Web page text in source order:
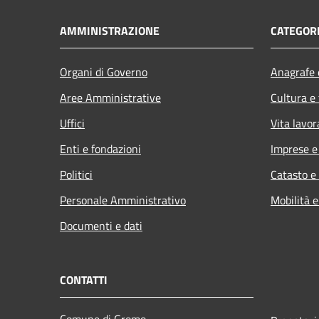
AMMINISTRAZIONE
Organi di Governo
Aree Amministrative
Uffici
Enti e fondazioni
Politici
Personale Amministrativo
Documenti e dati
Cultura
Vita
Imprese
Catasto
Mobilità
CONTATTI